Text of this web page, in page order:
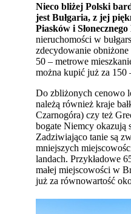
Nieco bliżej Polski
jest Bułgaria, z jej
Piasków i
nieruchomości w
zdecydowanie
50 – metrowe
można kupić już za 150
Do zbliżonych cenowo
należą również kraje
Czarnogóra) czy też
bogate Niemcy okazują
Zadziwiająco tanie są
mniejszych
landach. Przykładowe
małej miejscowości w
już za równowartość